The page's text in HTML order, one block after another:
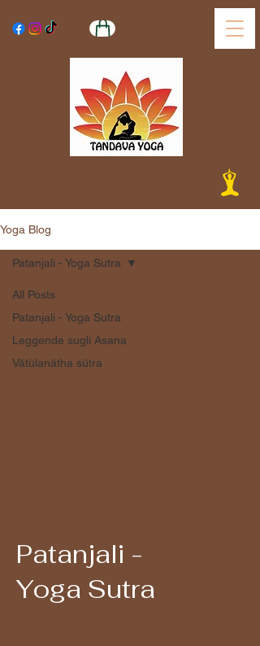
Yoga Blog
All Posts
Patanjali - Yoga Sutra
Leggende sugli Asana
Vātūlanātha sūtra
Patanjali - Yoga Sutra
Patanjali -
Yoga Sutra